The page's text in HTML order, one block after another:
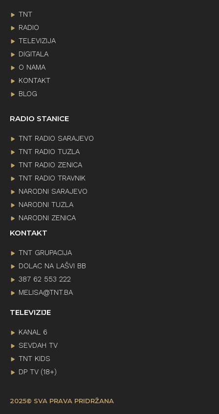
TNT
RADIO
TELEVIZIJA
DIGITALA
O NAMA
KONTAKT
BLOG
RADIO STANICE
TNT RADIO SARAJEVO
TNT RADIO TUZLA
TNT RADIO ZENICA
TNT RADIO TRAVNIK
NARODNI SARAJEVO
NARODNI TUZLA
NARODNI ZENICA
KONTAKT
TNT GRUPACIJA
DOLAC NA LAŠVI BB
387 62 553 222
MELISA@TNT.BA
TELEVIZIJE
KANAL 6
SEVDAH TV
TNT KIDS
DP TV (18+)
2025© SVA PRAVA PRIDRŽANA